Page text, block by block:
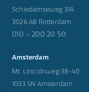
Schiedamseweg 31A
3026 AB Rotterdam
010 - 200 20 50
Amsterdam
Mt. Lincolnweg 38-40
1033 SN Amsterdam